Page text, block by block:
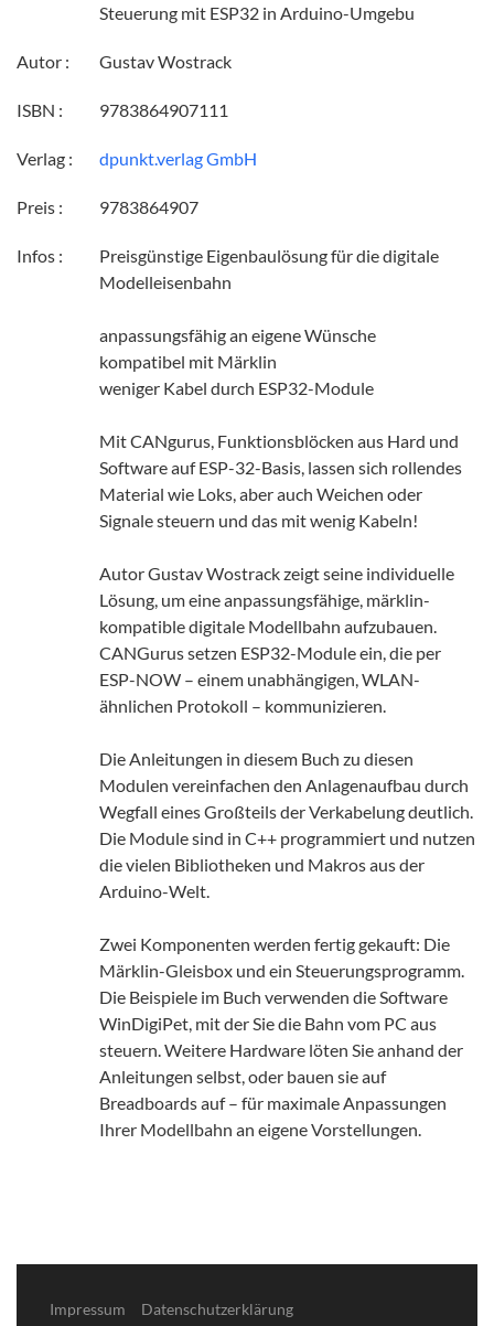
Steuerung mit ESP32 in Arduino-Umgebu
Autor : Gustav Wostrack
ISBN : 9783864907111
Verlag : dpunkt.verlag GmbH
Preis : 9783864907
Infos :
Preisgünstige Eigenbaulösung für die digitale
Modelleisenbahn
anpassungsfähig an eigene Wünsche
kompatibel mit Märklin
weniger Kabel durch ESP32-Module
Mit CANgurus, Funktionsblöcken aus Hard und
Software auf ESP-32-Basis, lassen sich rollendes
Material wie Loks, aber auch Weichen oder
Signale steuern und das mit wenig Kabeln!
Autor Gustav Wostrack zeigt seine individuelle
Lösung, um eine anpassungsfähige, märklin-
kompatible digitale Modellbahn aufzubauen.
CANGurus setzen ESP32-Module ein, die per
ESP-NOW – einem unabhängigen, WLAN-
ähnlichen Protokoll – kommunizieren.
Die Anleitungen in diesem Buch zu diesen
Modulen vereinfachen den Anlagenaufbau durch
Wegfall eines Großteils der Verkabelung deutlich.
Die Module sind in C++ programmiert und nutzen
die vielen Bibliotheken und Makros aus der
Arduino-Welt.
Zwei Komponenten werden fertig gekauft: Die
Märklin-Gleisbox und ein Steuerungsprogramm.
Die Beispiele im Buch verwenden die Software
WinDigiPet, mit der Sie die Bahn vom PC aus
steuern. Weitere Hardware löten Sie anhand der
Anleitungen selbst, oder bauen sie auf
Breadboards auf – für maximale Anpassungen
Ihrer Modellbahn an eigene Vorstellungen.
Impressum Datenschutzerklärung